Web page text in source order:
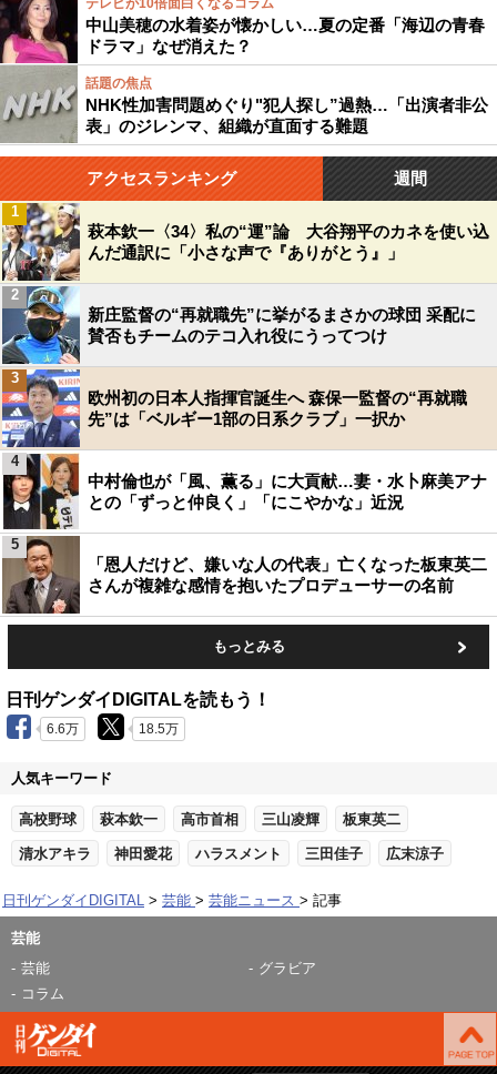
テレビが10倍面白くなるコラム
中山美穂の水着姿が懐かしい…夏の定番「海辺の青春
ドラマ」なぜ消えた？
話題の焦点
NHK性加害問題めぐり"犯人探し”過熱…「出演者非公
表」のジレンマ、組織が直面する難題
アクセスランキング 週間
萩本欽一〈34〉私の“運”論 大谷翔平のカネを使い込
んだ通訳に「小さな声で『ありがとう』」
1
新庄監督の“再就職先”に挙がるまさかの球団 采配に
賛否もチームのテコ入れ役にうってつけ
2
欧州初の日本人指揮官誕生へ 森保一監督の“再就職
先”は「ベルギー1部の日系クラブ」一択か
3
中村倫也が「風、薫る」に大貢献…妻・水卜麻美アナ
との「ずっと仲良く」「にこやかな」近況
4
「恩人だけど、嫌いな人の代表」亡くなった板東英二
さんが複雑な感情を抱いたプロデューサーの名前
5
もっとみる
日刊ゲンダイDIGITALを読もう！
6.6万 18.5万
人気キーワード
高校野球 萩本欽一 高市首相 三山凌輝 板東英二
清水アキラ 神田愛花 ハラスメント 三田佳子 広末涼子
日刊ゲンダイDIGITAL 芸能 芸能ニュース 記事
芸能
芸能
グラビア
コラム